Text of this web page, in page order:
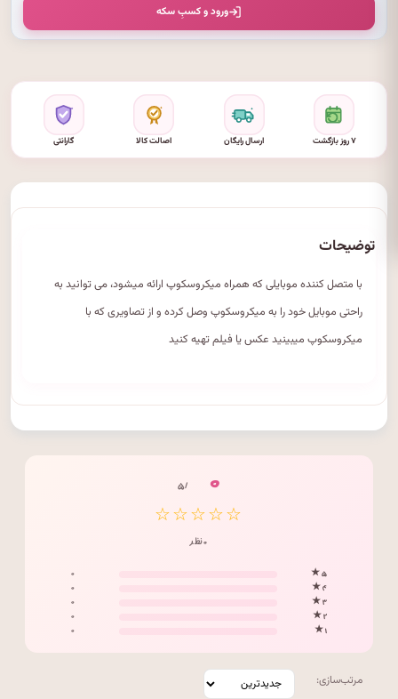
ورود و کسبِ سکه
۷ روز بازگشت ارسال رایگان اصالت کالا گارانتی
توضیحات
با متصل کننده موبایلی که همراه میکروسکوپ ارائه میشود، می توانید به
راحتی موبایل خود را به میکروسکوپ وصل کرده و از تصاویری که با
میکروسکوپ میبینید عکس یا فیلم تهیه کنید
۰ / ۵
☆☆☆☆☆
۰ نظر
۵ ★
۰
۴ ★
۰
۳ ★
۰
۲ ★
۰
۱ ★
۰
مرتب‌سازی: